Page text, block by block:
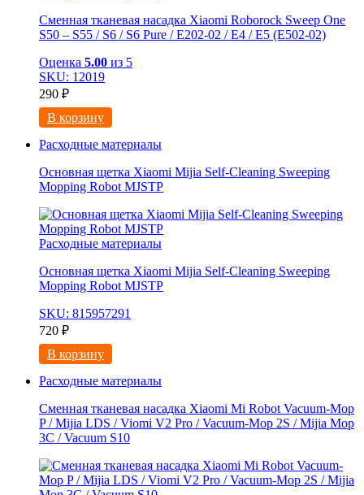
Сменная тканевая насадка Xiaomi Roborock Sweep One
S50 – S55 / S6 / S6 Pure / E202-02 / E4 / E5 (E502-02)
Оценка 5.00 из 5
SKU: 12019
290 ₽
В корзину
Расходные материалы
Основная щетка Xiaomi Mijia Self-Cleaning Sweeping
Mopping Robot MJSTP
Расходные материалы
Основная щетка Xiaomi Mijia Self-Cleaning Sweeping
Mopping Robot MJSTP
SKU: 815957291
720 ₽
В корзину
Расходные материалы
Сменная тканевая насадка Xiaomi Mi Robot Vacuum-Mop
P / Mijia LDS / Viomi V2 Pro / Vacuum-Mop 2S / Mijia Mop
3C / Vacuum S10